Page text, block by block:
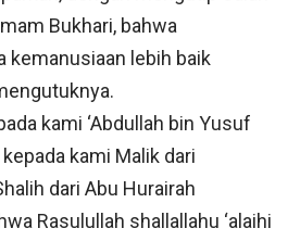
Bukhari, bahwa
kemanusiaan lebih baik
kami ‘Abdullah bin Yusuf
kami Malik dari
dari Abu Hurairah
Rasulullah shallallahu ‘alaihi